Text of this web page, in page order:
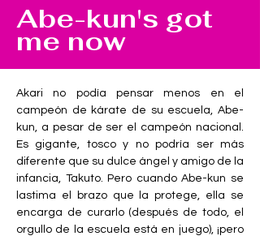
Abe-kun's got
me now
Akari no podía pensar menos en el
campeón de kárate de su escuela, Abe-
kun, a pesar de ser el campeón nacional.
Es gigante, tosco y no podría ser más
diferente que su dulce ángel y amigo de la
infancia, Takuto. Pero cuando Abe-kun se
lastima el brazo que la protege, ella se
encarga de curarlo (después de todo, el
orgullo de la escuela está en juego), ¡pero